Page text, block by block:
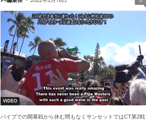
VIDEO
パイプでの開幕戦から休む間もなくサンセットではCT第2戦